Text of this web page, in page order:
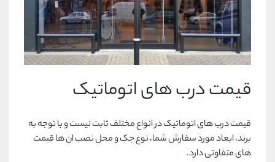
قیمت درب های اتوماتیک
قیمت درب های اتوماتیک در انواع مختلف ثابت نیست و با توجه به
برند، ابعاد مورد سفارش شما، نوع جک و محل نصب ان ها قیمت
های متفاوتی دارد.